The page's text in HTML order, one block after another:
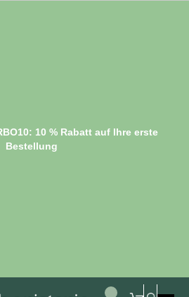
10 % Rabatt auf Ihre erste
Bestellung